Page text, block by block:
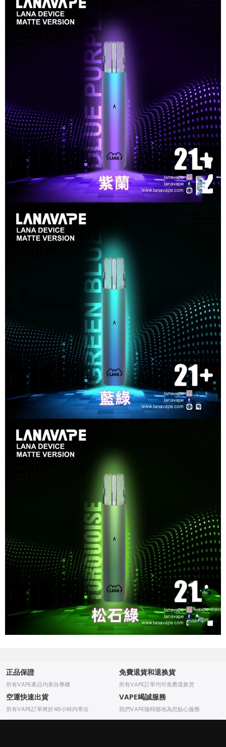
正品保證
所有VAPE產品均來自專櫃
免費退貨和退换貨
所有VAPE訂單均可免费退换货
空運快速出貨
所有VAPE訂單將於48小時内寄出
VAPE竭誠服務
我們VAPE随時随地為您贴心服務